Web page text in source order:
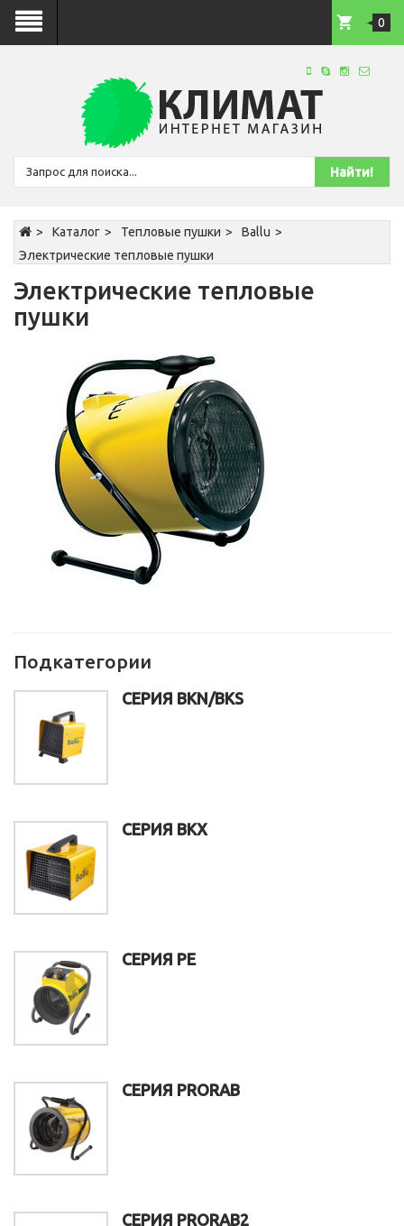
0
Каталог Тепловые пушки
Ballu
Электрические тепловые пушки
Электрические тепловые
пушки
Подкатегории
СЕРИЯ BKN/BKS
СЕРИЯ BKX
СЕРИЯ PE
СЕРИЯ PRORAB
СЕРИЯ PRORAB2